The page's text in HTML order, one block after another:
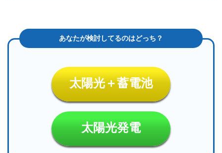
太陽光＋蓄電池
太陽光発電